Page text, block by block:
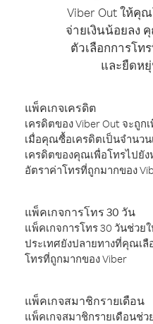
Viber Out ให้คุ
จ่ายเงินน้อยลง
ตัวเลือกการโท
และยืดห
แพ็คเกจเครดิต
เครดิตของ Viber Out จะถู
เมื่อคุณซื้อเครดิตเป็นจำนว
เครดิตของคุณเพื่อโทรไปยั
อัตราค่าโทรที่ถูกมากของ
แพ็คเกจการโทร 30 วัน
แพ็คเกจการโทร 30 วันช่ว
ประเทศยังปลายทางที่คุณเลื
โทรที่ถูกมากของ Viber
แพ็คเกจสมาชิกรายเดือน
แพ็คเกจสมาชิกรายเดือนช่